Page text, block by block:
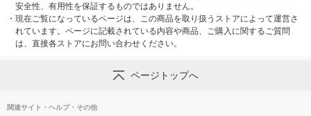
安全性、有用性を保証するものではありません。
・ 現在ご覧になっているページは、この商品を取り扱うストアによって運営さ
れています。ページに記載されている内容や商品、ご購入に関するご質問
は、直接各ストアにお問い合わせください。
ページトップへ
関連サイト・ヘルプ・その他